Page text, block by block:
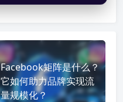
Facebook矩阵是什么？
它如何助力品牌实现流
量规模化？